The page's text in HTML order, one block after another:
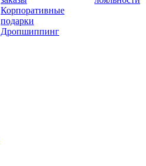
Корпоративные
подарки
Дропшиппинг